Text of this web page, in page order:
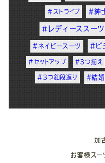
#ストライプ #紳
#レディーススーツ
#ネイビースーツ #ビ
#セットアップ #3つ揃え
#3つ釦段返り #結婚
加
お客様スー